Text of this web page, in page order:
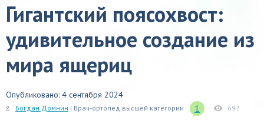
Гигантский поясохвост:
удивительное создание из
мира ящериц
Опубликовано: 4 сентября 2024
Богдан Домнин | Врач-ортопед высшей категории 1 697